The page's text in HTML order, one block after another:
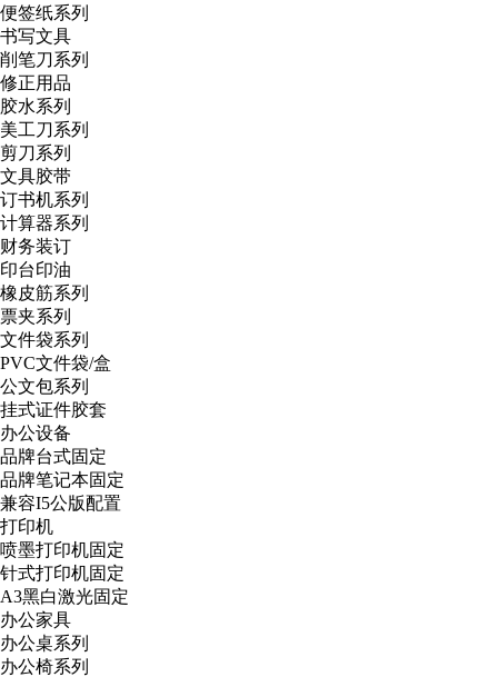
便签纸系列
书写文具
削笔刀系列
修正用品
胶水系列
美工刀系列
剪刀系列
文具胶带
订书机系列
计算器系列
财务装订
印台印油
橡皮筋系列
票夹系列
文件袋系列
PVC文件袋/盒
公文包系列
挂式证件胶套
办公设备
品牌台式固定
品牌笔记本固定
兼容I5公版配置
打印机
喷墨打印机固定
针式打印机固定
A3黑白激光固定
办公家具
办公桌系列
办公椅系列